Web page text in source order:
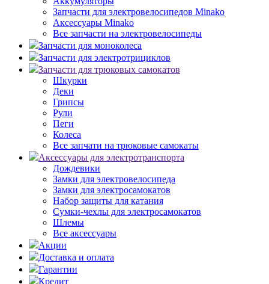
Запчасти для электровелосипедов Minako
Аксессуары Minako
Все запчасти на электровелосипеды
Запчасти для моноколеса
Запчасти для электротрициклов
Запчасти для трюковых самокатов
Шкурки
Деки
Грипсы
Рули
Пеги
Колеса
Все запчати на трюковые самокаты
Аксессуары для электротранспорта
Дождевики
Замки для электровелосипеда
Замки для электросамокатов
Набор защиты для катания
Сумки-чехлы для электросамокатов
Шлемы
Все аксессуары
Акции
Доставка и оплата
Гарантии
Кредит